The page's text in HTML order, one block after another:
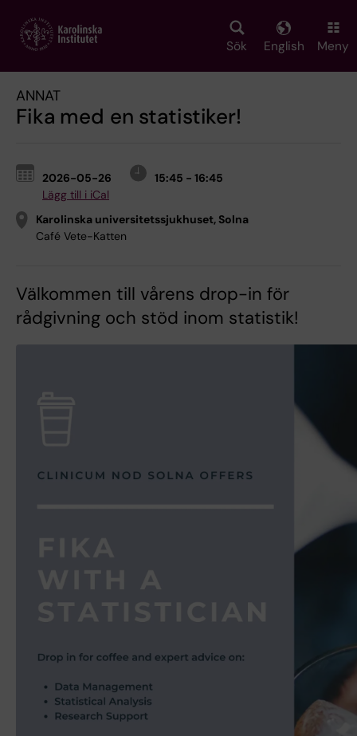
main
Sök English Meny
ANNAT
Fika med en statistiker!
2026-05-26
15:45 - 16:45
Lägg till i iCal
Karolinska universitetssjukhuset, Solna
Café Vete-Katten
Välkommen till vårens drop-in för
rådgivning och stöd inom statistik!